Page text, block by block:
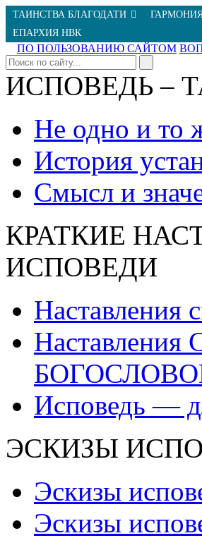
ТАИНСТВА БЛАГОДАТИ
ЕПАРХИЯ НВК
ПО ПОЛЬЗОВАНИЮ САЙТОМ
ИСПОВЕДЬ –
Не одно и то
История
Смысл и
КРАТКИЕ
ИСПОВЕДИ
Наставления
Исповедь —
ЭСКИЗЫ
Эскизы
Эскизы